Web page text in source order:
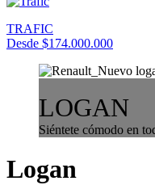
TRAFIC
Desde $174.000.000
LOGAN
Siéntete cómodo en
Logan